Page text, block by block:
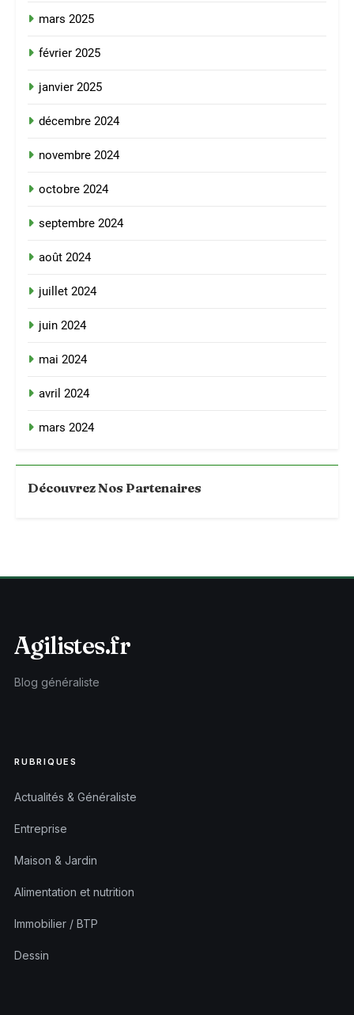
mars 2025
février 2025
janvier 2025
décembre 2024
novembre 2024
octobre 2024
septembre 2024
août 2024
juillet 2024
juin 2024
mai 2024
avril 2024
mars 2024
Découvrez Nos Partenaires
Agilistes.fr
Blog généraliste
RUBRIQUES
Actualités & Généraliste
Entreprise
Maison & Jardin
Alimentation et nutrition
Immobilier / BTP
Dessin